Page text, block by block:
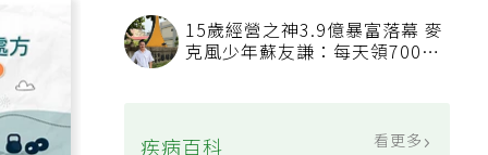
電風扇滿是灰塵？家事達人教1
分鐘清潔法 多加一物還能防髒
汙附著